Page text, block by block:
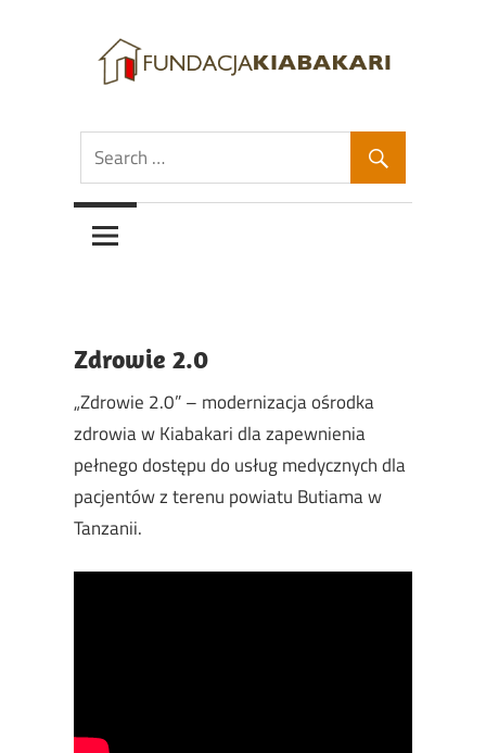
content
Fundacja
Kiabakari
Kiabakari
Zdrowie 2.0
„Zdrowie 2.0” – modernizacja ośrodka
zdrowia w Kiabakari dla zapewnienia
pełnego dostępu do usług medycznych dla
pacjentów z terenu powiatu Butiama w
Tanzanii.